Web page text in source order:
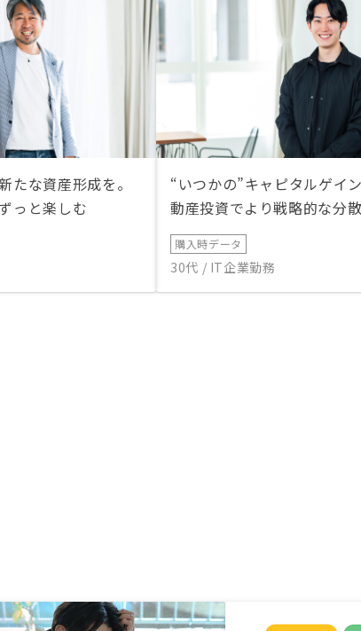
たな資産形成を。
っと楽しむ
“いつかの”キャピタルゲイ
動産投資でより戦略的な分
購入時データ
30代 / IT企業勤務